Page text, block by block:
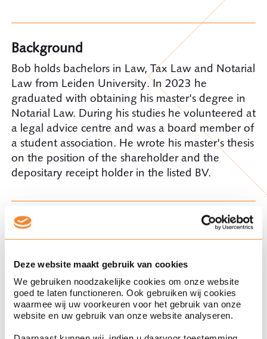
Deze website maakt gebruik van cookies
We gebruiken noodzakelijke cookies om onze website
goed te laten functioneren. Ook gebruiken wij cookies
waarmee wij uw voorkeuren voor het gebruik van onze
website en uw gebruik van onze website analyseren.
Background
Bob holds bachelors in Law, Tax Law and Notarial
Law from Leiden University. In 2023 he
graduated with obtaining his master's degree in
Notarial Law. During his studies he volunteered at
a legal advice centre and was a board member of
a student association. He wrote his master's thesis
on the position of the shareholder and the
depositary receipt holder in the listed BV.
Memberships
www.knb.nl